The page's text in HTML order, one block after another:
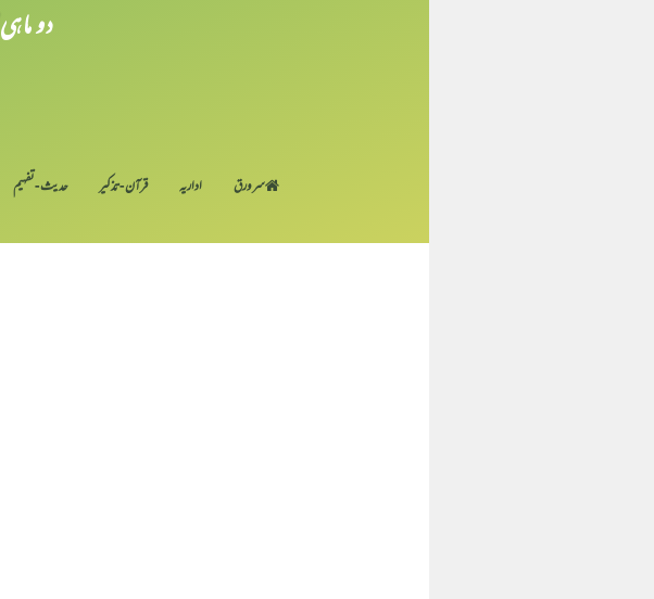
دو ماہی
سر ورق اداریہ قرآن-تذکیر حدیث-تفہیم